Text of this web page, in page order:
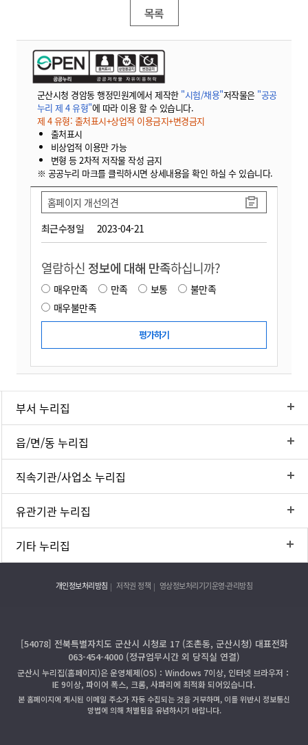
목록
군산시청 경암동 행정민원계에서 제작한 "시험/채용"저작물은 "공공
누리 제 4 유형"에 따라 이용 할 수 있습니다.
제 4 유형: 출처표시+상업적 이용금지+변경금지
출처표시
비상업적 이용만 가능
변형 등 2차적 저작물 작성 금지
※ 공공누리 마크를 클릭하시면 상세내용을 확인 하실 수 있습니다.
최근수정일 2023-04-21
홈페이지 개선의견
열람하신 정보에 대해 만족하십니까?
매우만족 만족 보통
불만족
매우불만족
부서 누리집
읍/면/동 누리집
직속기관/사업소 누리집
유관기관 누리집
기타 누리집
개인정보처리방침 저작권 정책 영상정보처리기기운영·관리방침
[54078] 전북특별자치도 군산시 시청로 17 (조촌동, 군산시청) 대표전화
063-454-4000 (정규업무시간 외 당직실 연결)
군산시 누리집(홈페이지)은 운영체제(OS)：Windows 7이상, 인터넷 브라우저：
IE 9이상, 파이어 폭스, 크롬, 사파리에 최적화 되어있습니다.
본 홈페이지에 게시된 이메일 주소가 자동 수집되는 것을 거부하며, 이를 위반시 정보통신
망법에 의해 처벌됨을 유념하시기 바랍니다.